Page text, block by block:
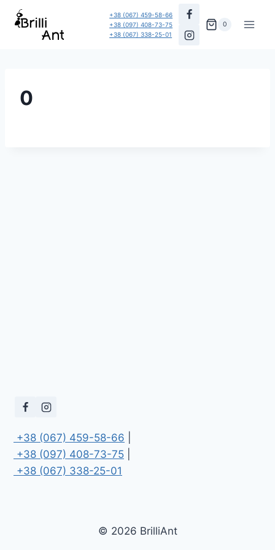
Перейти
+38 (067) 459-58-66
+38 (097) 408-73-75
+38 (067) 338-25-01
0
0
+38 (067) 459-58-66
+38 (097) 408-73-75
+38 (067) 338-25-01
© 2026 BrilliAnt